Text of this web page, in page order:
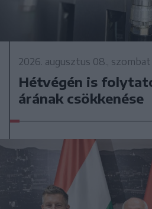
2026. augusztus 08., szombat
Hétvégén is
árának csökkenése